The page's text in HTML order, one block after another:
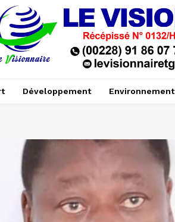
Développement Environnement